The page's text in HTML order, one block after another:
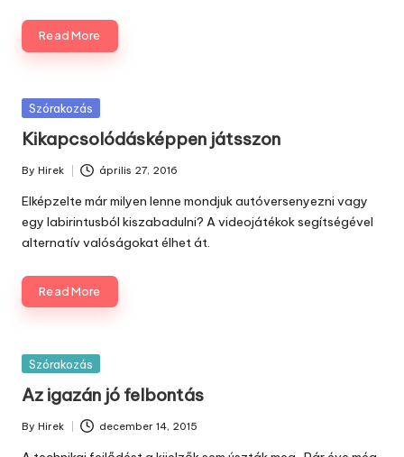
Read More
Posted
Szórakozás
Kikapcsolódásképpen játsszon
Posted
by
By Hirek április 27, 2016
Elképzelte már milyen lenne mondjuk autóversenyezni vagy
egy labirintusból kiszabadulni? Avideojátékoksegítségével
alternatív valóságokat élhet át.
Read More
Posted
Szórakozás
Az igazán jó felbontás
Posted
by
By Hirek december 14, 2015